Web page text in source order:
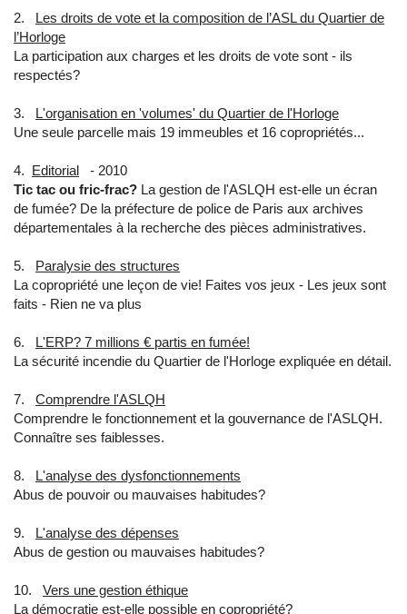
2.
Les droits de vote et la composition de l’ASL du Quartier de
l’Horloge
La participation aux charges et les droits de vote sont - ils
respectés?
3. L'organisation en 'volumes' du Quartier de l'Horloge
Une seule parcelle mais 19 immeubles et 16 copropriétés...
4. Editorial - 2010
Tic tac ou fric-frac? La gestion de l'ASLQH est-elle un écran
de fumée? De la préfecture de police de Paris aux archives
départementales à la recherche des pièces administratives.
5. Paralysie des structures
La copropriété une leçon de vie! Faites vos jeux - Les jeux sont
faits - Rien ne va plus
6. L'ERP? 7 millions € partis en fumée!
La sécurité incendie du Quartier de l'Horloge expliquée en détail.
7. Comprendre l'ASLQH
Comprendre le fonctionnement et la gouvernance de l'ASLQH.
Connaître ses faiblesses.
8. L'analyse des dysfonctionnements
Abus de pouvoir ou mauvaises habitudes?
9. L'analyse des dépenses
Abus de gestion ou mauvaises habitudes?
10. Vers une gestion éthique
La démocratie est-elle possible en copropriété?